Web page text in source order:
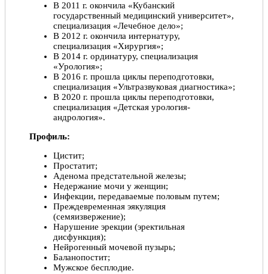
В 2011 г. окончила «Кубанский
государственный медицинский университет»,
специализация «Лечебное дело»;
В 2012 г. окончила интернатуру,
специализация «Хирургия»;
В 2014 г. ординатуру, специализация
«Урология»;
В 2016 г. прошла циклы переподготовки,
специализация «Ультразвуковая диагностика»;
В 2020 г. прошла циклы переподготовки,
специализация «Детская урология-
андрология».
Профиль:
Цистит;
Простатит;
Аденома предстательной железы;
Недержание мочи у женщин;
Инфекции, передаваемые половым путем;
Преждевременная эякуляция
(семяизвержение);
Нарушение эрекции (эректильная
дисфункция);
Нейрогенный мочевой пузырь;
Баланопостит;
Мужское бесплодие.